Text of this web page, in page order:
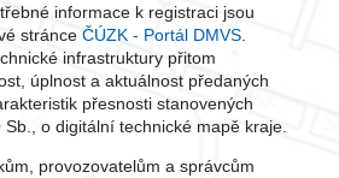
informace k registraci jsou
stránceČÚZK - Portál DMVS
infrastruktury přitom
úplnost a aktuálnost předaných
přesnosti stanovených
o digitální technické mapě kraje.
provozovatelům a správcům